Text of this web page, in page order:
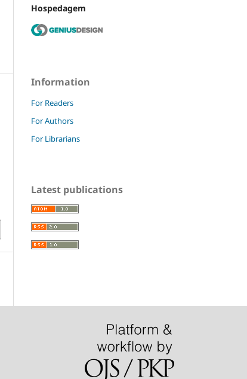
Hospedagem
Information
For Readers
For Authors
For Librarians
Latest publications